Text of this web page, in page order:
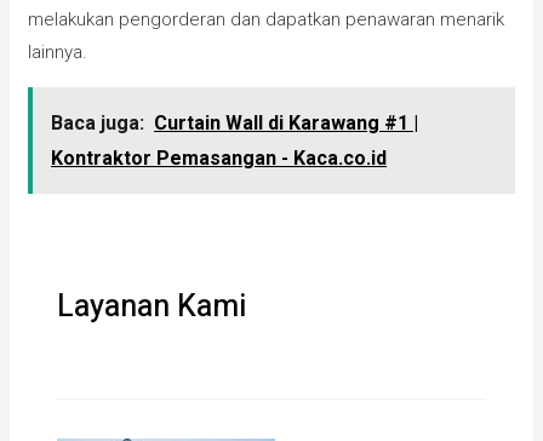
melakukan pengorderan dan dapatkan penawaran menarik
lainnya.
Baca juga: Curtain Wall di Karawang #1 |
Kontraktor Pemasangan - Kaca.co.id
Layanan Kami